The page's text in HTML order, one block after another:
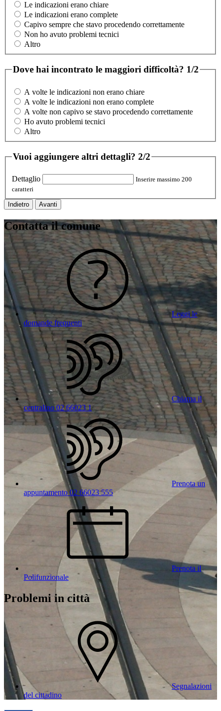
Le indicazioni erano chiare
Le indicazioni erano complete
Capivo sempre che stavo procedendo correttamente
Non ho avuto problemi tecnici
Altro
Dove hai incontrato le maggiori difficoltà? 1/2
A volte le indicazioni non erano chiare
A volte le indicazioni non erano complete
A volte non capivo se stavo procedendo correttamente
Ho avuto problemi tecnici
Altro
Vuoi aggiungere altri dettagli? 2/2
Dettaglio
Inserire massimo 200
caratteri
Indietro Avanti
Contatta il comune
Leggi le
domande frequenti
Chiama il
centralino 02 66023 1
Prenota un
appuntamento 02 66023 555
Prenota il
Polifunzionale
Problemi in città
Segnalazioni
del cittadino